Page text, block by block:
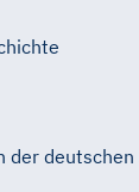
der deutschen